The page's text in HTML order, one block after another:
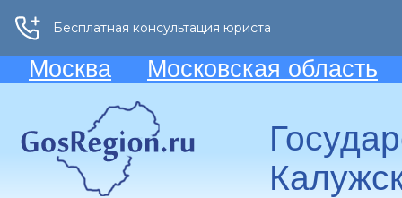
Москва Московская область